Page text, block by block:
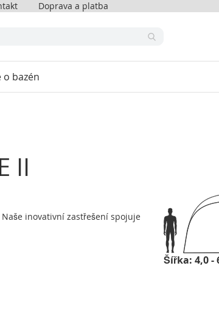
Doprava a platba
o bazén
II
inovativní zastřešení spojuje
Šířka: 4,0 -